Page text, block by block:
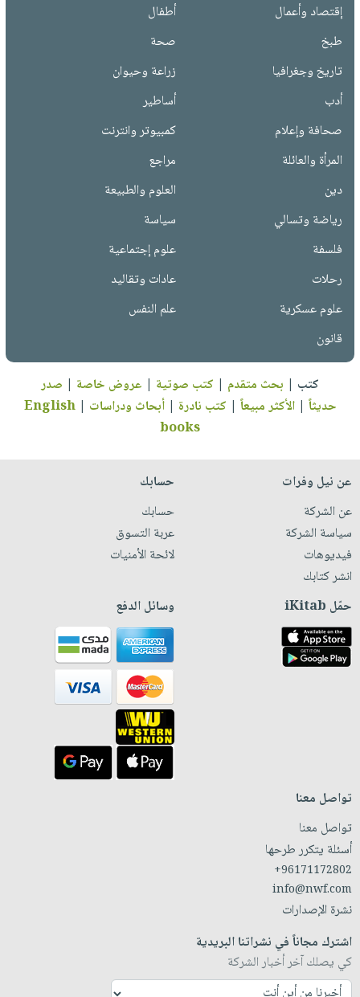
إقتصاد وأعمال
أطفال
طبخ
صحة
تاريخ وجغرافيا
زراعة وحيوان
أدب
أساطير
صحافة وإعلام
كمبيوتر وانترنت
المرأة والعائلة
مراجع
دين
العلوم والطبيعة
رياضة وتسالي
سياسة
فلسفة
علوم إجتماعية
رحلات
عادات وتقاليد
علوم عسكرية
علم النفس
قانون
كتب | بحث متقدم | كتب صوتية | عروض خاصة | صدر
حديثاً |الأكثر مبيعاً | كتب نادرة |أبحاث ودراسات |
English
books
عن نيل وفرات
عن الشركة
سياسة الشركة
فيديوهات
انشر كتابك
حسابك
حسابك
عربة التسوق
لائحة الأمنيات
حمّل iKitab وسائل الدفع
تواصل معنا
تواصل معنا
أسئلة يتكرر طرحها
+96171172802
info@nwf.com
نشرة الإصدارات
اشترك مجاناً في نشراتنا البريدية
كي يصلك آخر أخبار الشركة